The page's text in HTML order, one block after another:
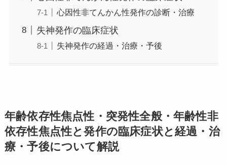
心因性非てんかん性発作の診断・治療
失神発作の臨床症状
失神発作の経過・治療・予後
年齢依存性焦点性・突発性全般・年齢性非
依存性焦点性と発作の臨床症状と経過・治
療・予後について解説